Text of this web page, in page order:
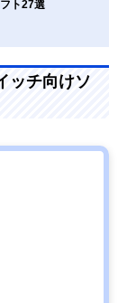
ト27選
ッチ向けソ